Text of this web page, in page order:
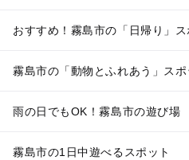
おすすめ！霧島市の「日帰り」ス
霧島市の「動物とふれあう」スポ
雨の日でもOK！霧島市の遊び場
霧島市の1日中遊べるスポット